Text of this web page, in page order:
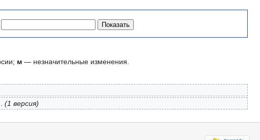
м — незначительные изменения.
(1 версия)